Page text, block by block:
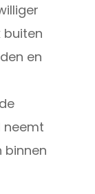
en
neemt
binnen